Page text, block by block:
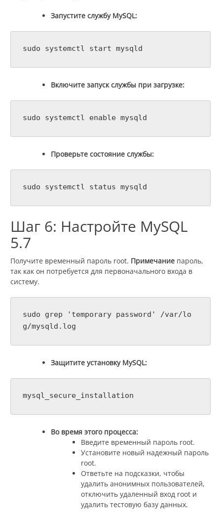
Запустите службу MySQL:
sudo systemctl start mysqld
Включите запуск службы при загрузке:
sudo systemctl enable mysqld
Проверьте состояние службы:
sudo systemctl status mysqld
Шаг 6: Настройте MySQL
5.7
Получите временный пароль root. Примечание пароль,
так как он потребуется для первоначального входа в
систему.
sudo grep 'temporary password' /var/lo
g/mysqld.log
Защитите установку MySQL:
mysql_secure_installation
Во время этого процесса:
Введите временный пароль root.
Установите новый надежный пароль
root.
Ответьте на подсказки, чтобы
удалить анонимных пользователей,
отключить удаленный вход root и
удалить тестовую базу данных.